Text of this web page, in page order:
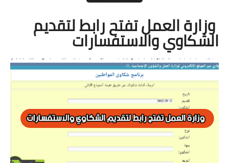
وزارة العمل تفتح رابط لتقديم
الشكاوي والاستفسارات